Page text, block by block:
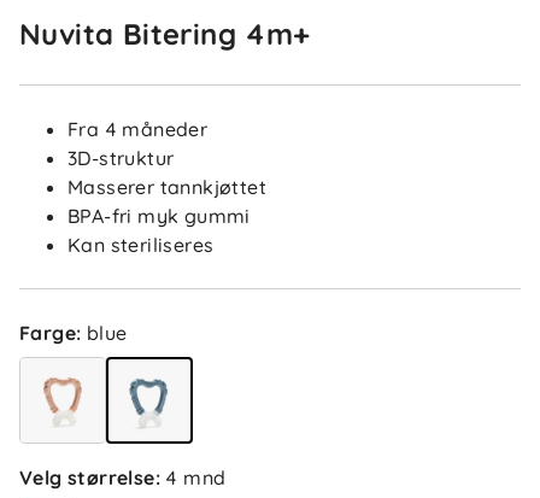
Nuvita Bitering 4m+
Fra 4 måneder
3D-struktur
Masserer tannkjøttet
BPA-fri myk gummi
Kan steriliseres
Farge: blue
Velg størrelse: 4 mnd